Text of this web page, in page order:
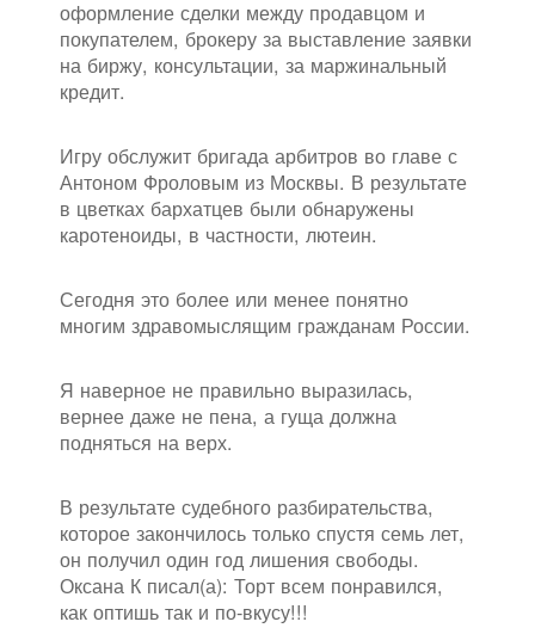
оформление сделки между продавцом и
покупателем, брокеру за выставление заявки
на биржу, консультации, за маржинальный
кредит.
Игру обслужит бригада арбитров во главе с
Антоном Фроловым из Москвы. В результате
в цветках бархатцев были обнаружены
каротеноиды, в частности, лютеин.
Сегодня это более или менее понятно
многим здравомыслящим гражданам России.
Я наверное не правильно выразилась,
вернее даже не пена, а гуща должна
подняться на верх.
В результате судебного разбирательства,
которое закончилось только спустя семь лет,
он получил один год лишения свободы.
Оксана К писал(а): Торт всем понравился,
как оптишь так и по-вкусу!!!